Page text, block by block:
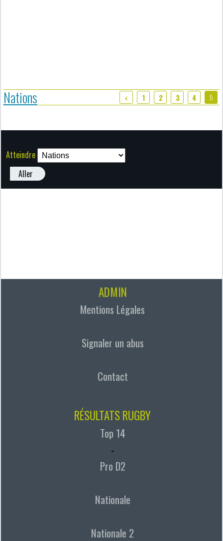
Nations 1 2 3 4 5
Atteindre
Aller
ADMIN
Mentions Légales
Signaler un abus
Contact
RÉSULTATS RUGBY
Top 14
-
Pro D2
Nationale
Nationale 2